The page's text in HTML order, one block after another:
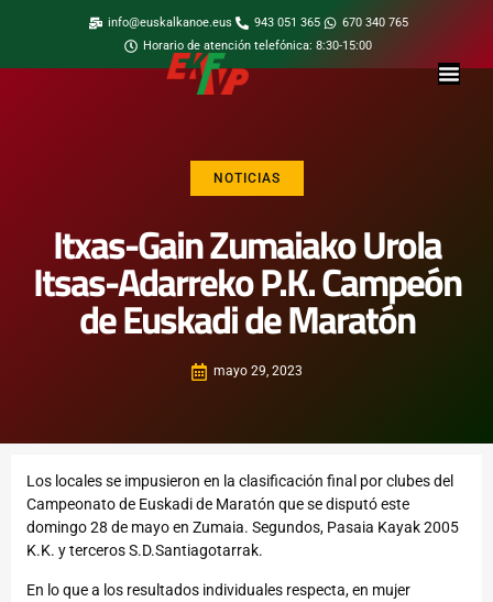
info@euskalkanoe.eus 943 051 365
670 340 765
Horario de atención telefónica: 8:30-15:00
NOTICIAS
Itxas-Gain Zumaiako Urola
Itsas-Adarreko P.K. Campeón
de Euskadi de Maratón
mayo 29, 2023
Los locales se impusieron en la clasificación final por clubes del
Campeonato de Euskadi de Maratón que se disputó este
domingo 28 de mayo en Zumaia. Segundos, Pasaia Kayak 2005
K.K. y terceros S.D.Santiagotarrak.
En lo que a los resultados individuales respecta, en mujer